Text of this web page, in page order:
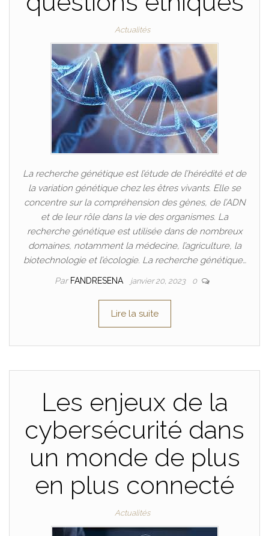
Actualités
La recherche génétique est l’étude de l’hérédité et de
la variation génétique chez les êtres vivants. Elle se
concentre sur la compréhension des gènes, de l’ADN
et de leur rôle dans la vie des organismes. La
recherche génétique est utilisée dans de nombreux
domaines, notamment la médecine, l’agriculture, la
biotechnologie et l’écologie. La recherche génétique…
Par FANDRESENA janvier 20, 2023 0
Lire la suite
Les enjeux de la
cybersécurité dans
un monde de plus
en plus connecté
Actualités